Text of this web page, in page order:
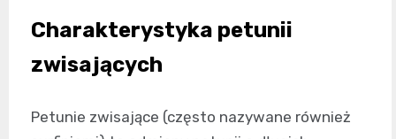
Charakterystyka petunii
zwisających
Petunie zwisające (często nazywane również